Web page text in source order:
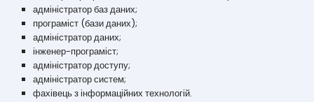
адміністратор баз даних;
програміст (бази даних);
адміністратор даних;
інженер-програміст;
адміністратор доступу;
адміністратор систем;
фахівець з інформаційних технологій.